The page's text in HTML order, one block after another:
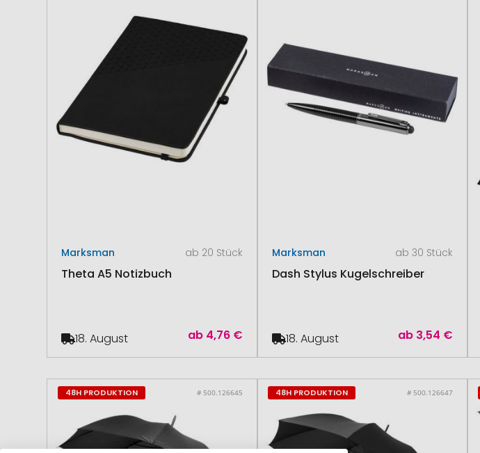
Marksman ab 20 Stück
Theta A5 Notizbuch
ab 4,76 €
18. August
Marksman ab 30 Stück
Dash Stylus Kugelschreiber
ab 3,54 €
18. August
48H PRODUKTION # 500.126645 48H PRODUKTION # 500.126647